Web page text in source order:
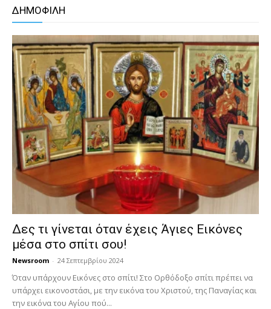
ΔΗΜΟΦΙΛΗ
Δες τι γίνεται όταν έχεις Άγιες Εικόνες
μέσα στο σπίτι σου!
Newsroom - 24 Σεπτεμβρίου 2024
Όταν υπάρχουν Εικόνες στο σπίτι! Στο Ορθόδοξο σπίτι πρέπει να
υπάρχει εικονοστάσι, με την εικόνα του Χριστού, της Παν­αγίας και
την εικόνα του Αγίου πού...